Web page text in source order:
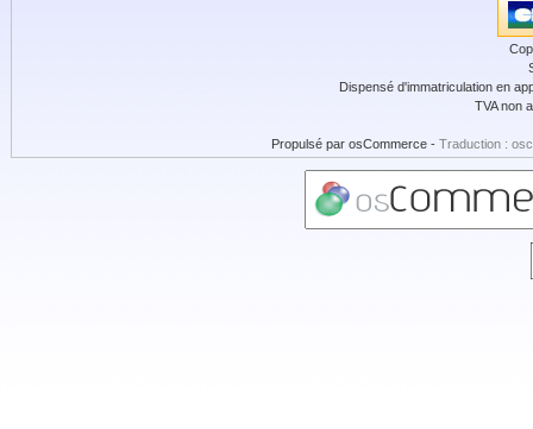
Dispensé d'immatriculation en
TVA non
Propulsé par osCommerce - Traduction :